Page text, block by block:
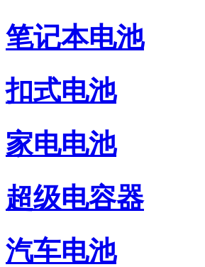
笔记本电池
扣式电池
家电电池
超级电容器
汽车电池